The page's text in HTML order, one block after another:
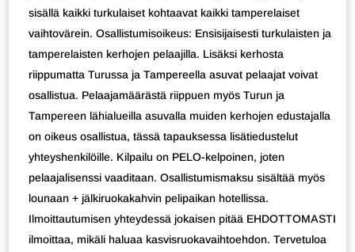
sisällä kaikki turkulaiset kohtaavat kaikki tamperelaiset
vaihtovärein. Osallistumisoikeus: Ensisijaisesti turkulaisten ja
tamperelaisten kerhojen pelaajilla. Lisäksi kerhosta
riippumatta Turussa ja Tampereella asuvat pelaajat voivat
osallistua. Pelaajamäärästä riippuen myös Turun ja
Tampereen lähialueilla asuvalla muiden kerhojen edustajalla
on oikeus osallistua, tässä tapauksessa lisätiedustelut
yhteyshenkilöille. Kilpailu on PELO-kelpoinen, joten
pelaajalisenssi vaaditaan. Osallistumismaksu sisältää myös
lounaan + jälkiruokakahvin pelipaikan hotellissa.
Ilmoittautumisen yhteydessä jokaisen pitää EHDOTTOMASTI
ilmoittaa, mikäli haluaa kasvisruokavaihtoehdon. Tervetuloa